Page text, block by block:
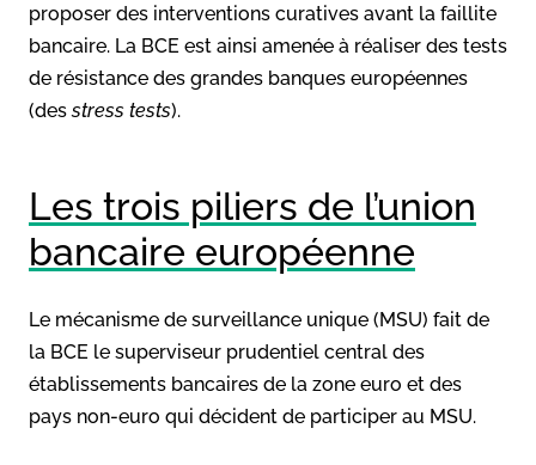
proposer des interventions curatives avant la faillite
bancaire. La BCE est ainsi amenée à réaliser des tests
de résistance des grandes banques européennes
(desstress tests).
Les trois piliers de l’union
bancaire européenne
Le mécanisme de surveillance unique (MSU) fait de
la BCE le superviseur prudentiel central des
établissements bancaires de la zone euro et des
pays non-euro qui décident de participer au MSU.